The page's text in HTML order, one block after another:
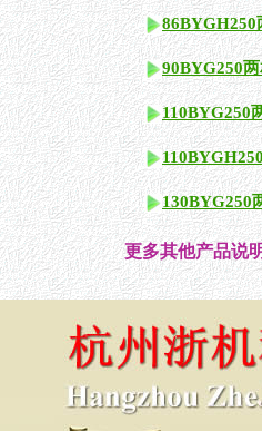
86BYGH250
90BYG250
110BYG250
130BYG250
更多其他产品说